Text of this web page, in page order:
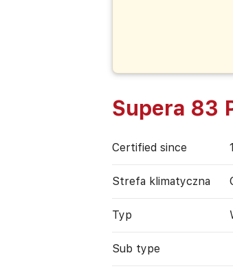
Supera 83
Certified since
Strefa klimatyczna
Typ
Sub type